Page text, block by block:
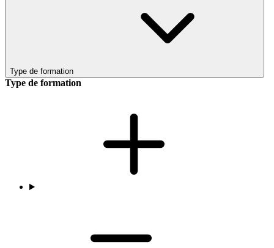
Type de formation
Type de formation